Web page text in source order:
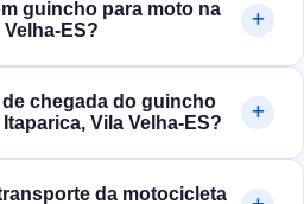
guincho para moto na
chegada do guincho
Vila Velha‑ES?
da motocicleta